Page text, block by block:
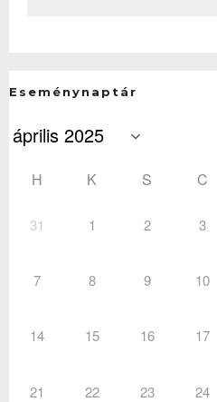
Eseménynaptár
H K S C
31 1 2 3
7 8 9 10
14 15 16 17
21 22 23 24